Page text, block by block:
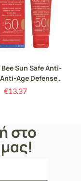
Sun Safe Anti-
Age Defense
Cream SPF50
€13.37
στο